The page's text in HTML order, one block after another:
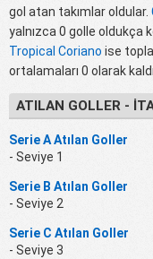
gol atan takımlar oldular.
yalnızca 0 golle oldukça
Tropical Coriano ise
ortalamaları 0 olarak kaldı.
ATILAN GOLLER -
Serie A Atılan Goller
- Seviye 1
Serie B Atılan Goller
- Seviye 2
Serie C Atılan Goller
- Seviye 3